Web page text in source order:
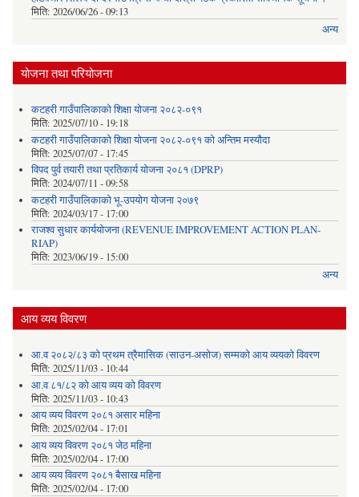
मिति: 2026/06/26 - 09:13
अन्य
योजना तथा परियोजना
कटहरी गाउँपालिकाको शिक्षा योजना २०८२-०९१
मिति: 2025/07/10 - 19:18
कटहरी गाउँपालिकाको शिक्षा योजना २०८२-०९१ को अन्तिम मस्यौदा
मिति: 2025/07/07 - 17:45
विपद पुर्व तयारी तथा प्रतिकार्य योजना २०८१ (DPRP)
मिति: 2024/07/11 - 09:58
कटहरी गाउँपालिकाको भू-उपयोग योजना २०७९
मिति: 2024/03/17 - 17:00
राजश्व सुधार कार्ययोजना (REVENUE IMPROVEMENT ACTION PLAN-
RIAP)
मिति: 2023/06/19 - 15:00
अन्य
आय व्यय विवरण
आ.व २०८२/८३ को प्रथम त्रैमासिक (साउन-असोज) सम्मको आय व्ययको विवरण
मिति: 2025/11/03 - 10:44
आ.व ८१/८२ को आय व्यय को विवरण
मिति: 2025/11/03 - 10:43
आय व्यय विवरण २०८१ असार महिना
मिति: 2025/02/04 - 17:01
आय व्यय विवरण २०८१ जेठ महिना
मिति: 2025/02/04 - 17:00
आय व्यय विवरण २०८१ बैसाख महिना
मिति: 2025/02/04 - 17:00